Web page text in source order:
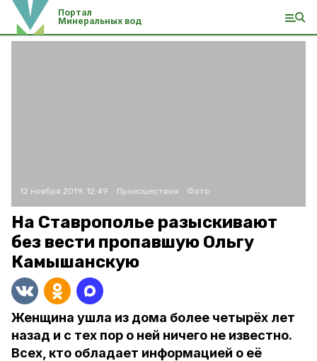
Портал
Минеральных вод
12 ноября 2019, 12:49 Происшествия Фото:
На Ставрополье разыскивают
без вести пропавшую Ольгу
Камышанскую
Женщина ушла из дома более четырёх лет
назад и с тех пор о ней ничего не известно.
Всех, кто обладает информацией о её